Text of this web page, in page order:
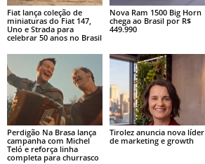
Fiat lança coleção de
miniaturas do Fiat 147,
Uno e Strada para
celebrar 50 anos no Brasil
Nova Ram 1500 Big Horn
chega ao Brasil por R$
449.990
Perdigão Na Brasa lança
campanha com Michel
Teló e reforça linha
completa para churrasco
Tirolez anuncia nova líder
de marketing e growth